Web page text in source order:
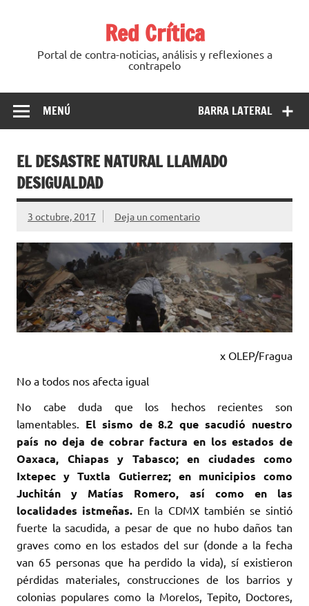
Red Crítica
Portal de contra-noticias, análisis y reflexiones a
contrapelo
BARRA LATERAL
MENÚ
EL DESASTRE NATURAL LLAMADO
DESIGUALDAD
3 octubre, 2017 Deja un comentario
x OLEP/Fragua
No a todos nos afecta igual
No cabe duda que los hechos recientes son
lamentables. El sismo de 8.2 que sacudió nuestro
país no deja de cobrar factura en los estados de
Oaxaca, Chiapas y Tabasco; en ciudades como
Ixtepec y Tuxtla Gutierrez; en municipios como
Juchitán y Matías Romero, así como en las
localidades istmeñas. En la CDMX también se sintió
fuerte la sacudida, a pesar de que no hubo daños tan
graves como en los estados del sur (donde a la fecha
van 65 personas que ha perdido la vida), sí existieron
pérdidas materiales, construcciones de los barrios y
colonias populares como la Morelos, Tepito, Doctores,